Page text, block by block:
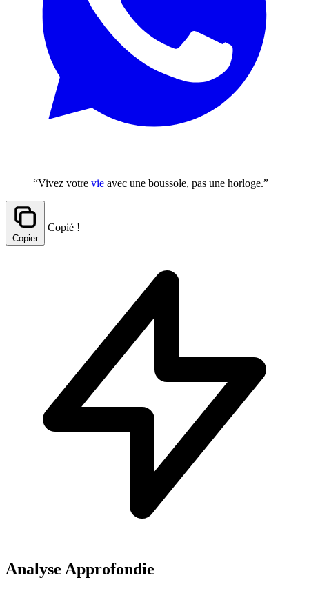
“Vivez votre vie avec une boussole, pas une horloge.”
Copier
Copié !
Analyse Approfondie